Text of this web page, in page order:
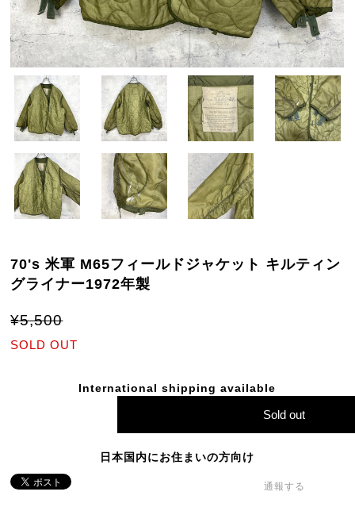
70's 米軍 M65フィールドジャケット キルティン
グライナー1972年製
¥5,500
SOLD OUT
International shipping available
Sold out
日本国内にお住まいの方向け
通報する